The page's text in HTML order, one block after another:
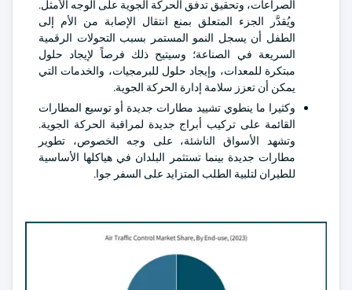
الصراعات، وتحقيق تدفق الحركة الجوية على الوجه الأمثل.
ويُقدَّر الجزء المتعلق بمنع انتقال الإصابة من الأم إلى
الطفل أن يسجل النمو المستمر بسبب التحولات الرقمية
السريعة في الصناعة؛ وسيتيح ذلك فرصاً لإيجاد حلول
مبتكرة للمعدات، وإيجاد حلول للبرمجيات، والخدمات التي
يمكن أن تعزز سلامة إدارة الحركة الجوية.
وكثيرا ما ينطوي تشييد مطارات جديدة أو توسيع المطارات
القائمة على تركيب أبراج جديدة لمراقبة الحركة الجوية.
وتشهد الأسواق الناشئة، على وجه الخصوص، تطوير
مطارات جديدة بينما تستثمر البلدان في هياكلها الأساسية
للطيران لتلبية الطلب المتزايد على السفر جوا.